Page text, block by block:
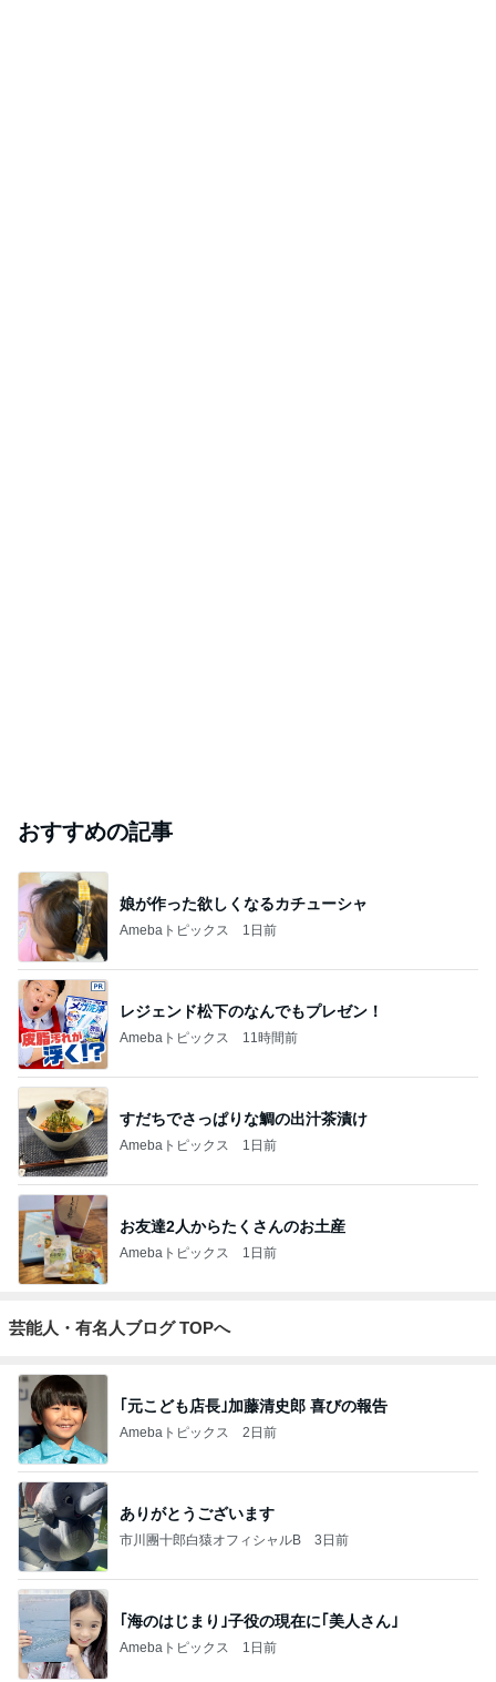
おすすめの記事
娘が作った欲しくなるカチューシャ
Amebaトピックス 1日前
レジェンド松下のなんでもプレゼン！
Amebaトピックス 11時間前
すだちでさっぱりな鯛の出汁茶漬け
Amebaトピックス 1日前
お友達2人からたくさんのお土産
Amebaトピックス 1日前
芸能人・有名人ブログ TOPへ
｢元こども店長｣加藤清史郎 喜びの報告
Amebaトピックス 2日前
ありがとうございます
市川團十郎白猿オフィシャルB 3日前
｢海のはじまり｣子役の現在に｢美人さん｣
Amebaトピックス 1日前